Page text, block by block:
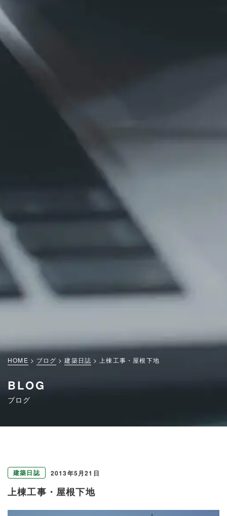
HOME ブログ 建築日誌 上棟工事・屋根下地
BLOG
ブログ
建築日誌 2013年5月21日
上棟工事・屋根下地